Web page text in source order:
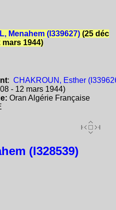
Menahem (I339627)(25 déc
mars 1944)
: CHAKROUN, Esther
- 12 mars 1944)
Oran Algérie Française
(I328539)